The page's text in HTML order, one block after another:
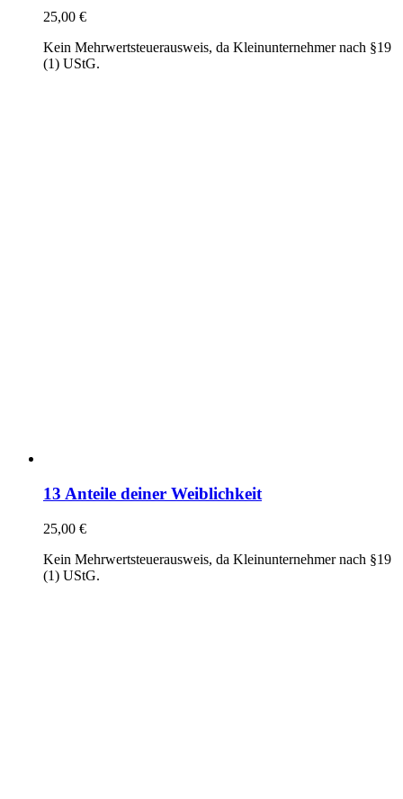
25,00 €
Kein Mehrwertsteuerausweis, da Kleinunternehmer nach §19
(1) UStG.
13 Anteile deiner Weiblichkeit
25,00 €
Kein Mehrwertsteuerausweis, da Kleinunternehmer nach §19
(1) UStG.